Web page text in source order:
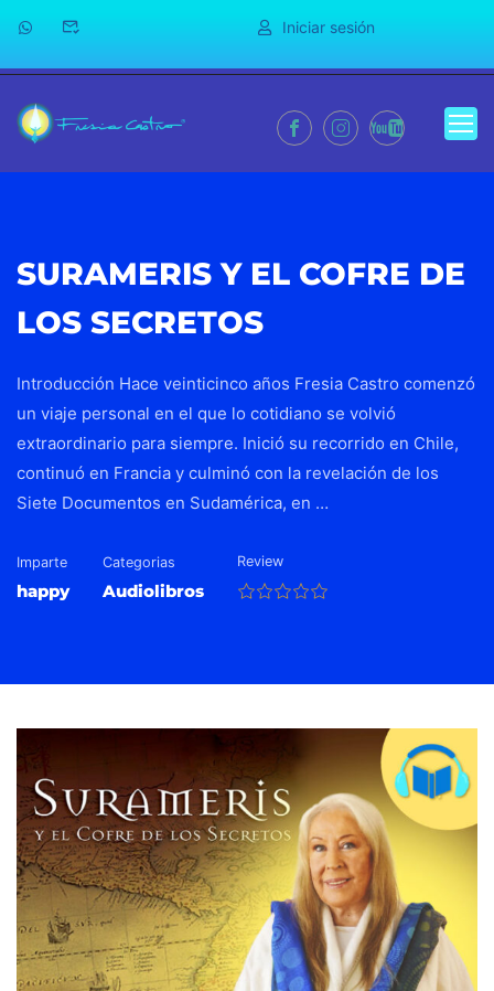
Iniciar sesión
SURAMERIS Y EL COFRE DE
LOS SECRETOS
Introducción Hace veinticinco años Fresia Castro comenzó
un viaje personal en el que lo cotidiano se volvió
extraordinario para siempre. Inició su recorrido en Chile,
continuó en Francia y culminó con la revelación de los
Siete Documentos en Sudamérica, en …
Imparte
happy
Categorias
Audiolibros
Review